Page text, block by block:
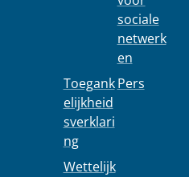
Toegank
elijkheid
sverklari
ng
Wettelijk
sociale
netwerk
en
Pers